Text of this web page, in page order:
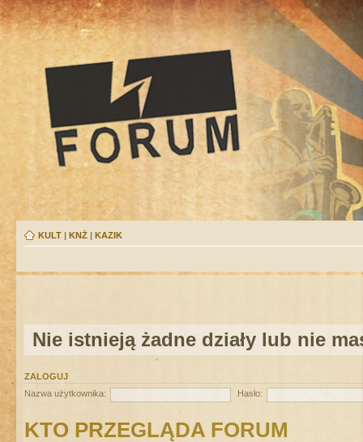
KULT | KNŻ | KAZIK
Nie istnieją żadne działy lub nie
ZALOGUJ
Nazwa użytkownika:
Hasło:
KTO PRZEGLĄDA FORUM